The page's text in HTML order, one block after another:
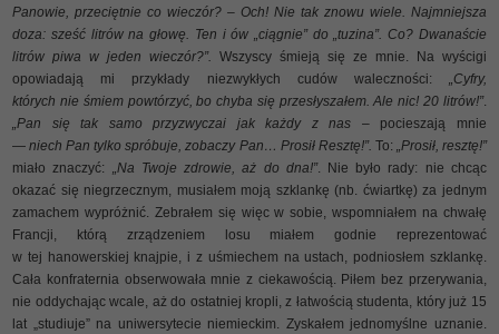
Panowie, przeciętnie co wieczór? – Och! Nie tak znowu wiele. Najmniejsza
doza: sześć litrów na głowę. Ten i ów „ciągnie” do „tuzina”. Co? Dwanaście
litrów piwa w jeden wieczór?”.Wszyscy śmieją się ze mnie. Na wyścigi
opowiadają mi przykłady niezwykłych cudów waleczności: „Cyfry,
których nie śmiem powtórzyć, bo chyba się przesłyszałem. Ale nic! 20 litrów!”.
„Pan się tak samo przyzwyczai jak każdy z nas – pocieszają mnie
—niech Pan tylko spróbuje, zobaczy Pan… Prosił Resztę!”. To: „Prosił, resztę!”
miało znaczyć: „Na Twoje zdrowie, aż do dna!”. Nie było rady: nie chcąc
okazać się niegrzecznym, musiałem moją szklankę (nb. ćwiartkę) za jednym
zamachem wypróżnić. Zebrałem się więc w sobie, wspomniałem na chwałę
Francji, którą zrządzeniem losu miałem godnie reprezentować
w tej hanowerskiej knajpie, i z uśmiechem na ustach, podniosłem szklankę.
Cała konfraternia obserwowała mnie z ciekawością. Piłem bez przerywania,
nie oddychając wcale, aż do ostatniej kropli, z łatwością studenta, który już 15
lat „studiuje” na uniwersytecie niemieckim. Zyskałem jednomyślne uznanie.